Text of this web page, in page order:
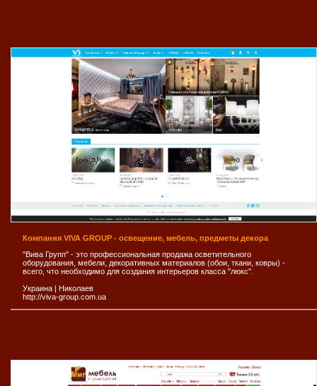
Компания VIVA GROUP - освещение, мебель, предметы декора
"Вива Групп" - это профессиональная продажа осветительного
оборудования, мебели, декоративных материалов (обои, ткани, ковры) -
всего, что необходимо для создания интерьеров класса "люкс".
Украина | Николаев
http://viva-group.com.ua